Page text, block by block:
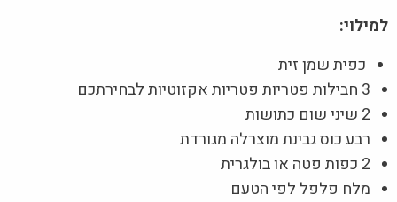
למילוי:
כפית שמן זית
3 חבילות פטריות פטריות אקזוטיות לבחירתכם
2 שיני שום כתושות
רבע כוס גבינת מוצרלה מגורדת
2 כפות פטה או בולגרית
מלח פלפל לפי הטעם